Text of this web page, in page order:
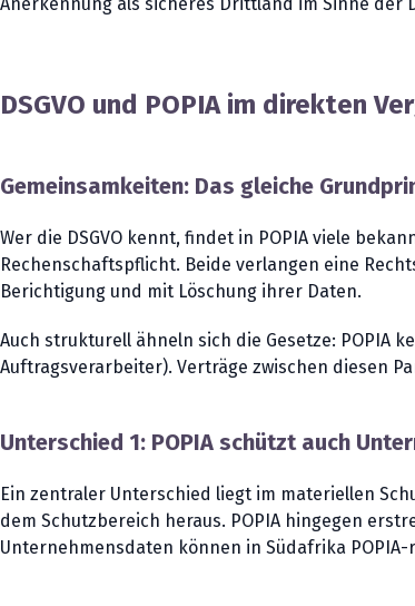
DSGVO und POPIA im direkten
Gemeinsamkeiten: Das gleiche
Wer die DSGVO kennt, findet in POPIA viele
Rechenschaftspflicht. Beide verlangen eine
Berichtigung und mit Löschung ihrer Daten.
Auch strukturell ähneln sich die Gesetze: POPIA
Auftragsverarbeiter). Verträge zwischen diesen
Unterschied 1: POPIA schützt auch
Ein zentraler Unterschied liegt im materiellen
dem Schutzbereich heraus. POPIA hingegen
Unternehmensdaten können in Südafrika